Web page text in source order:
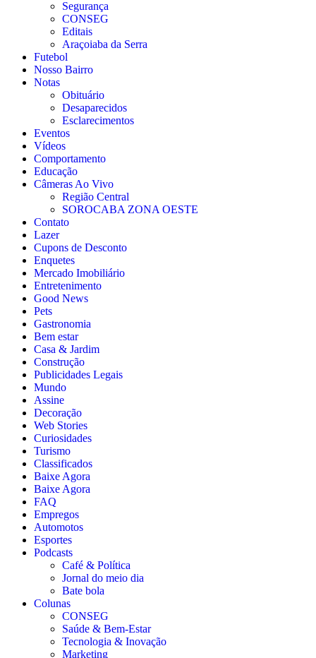
Segurança
CONSEG
Editais
Araçoiaba da Serra
Futebol
Nosso Bairro
Notas
Obituário
Desaparecidos
Esclarecimentos
Eventos
Vídeos
Comportamento
Educação
Câmeras Ao Vivo
Região Central
SOROCABA ZONA OESTE
Contato
Lazer
Cupons de Desconto
Enquetes
Mercado Imobiliário
Entretenimento
Good News
Pets
Gastronomia
Bem estar
Casa & Jardim
Construção
Publicidades Legais
Mundo
Assine
Decoração
Web Stories
Curiosidades
Turismo
Classificados
Baixe Agora
Baixe Agora
FAQ
Empregos
Automotos
Esportes
Podcasts
Café & Política
Jornal do meio dia
Bate bola
Colunas
CONSEG
Saúde & Bem-Estar
Tecnologia & Inovação
Marketing